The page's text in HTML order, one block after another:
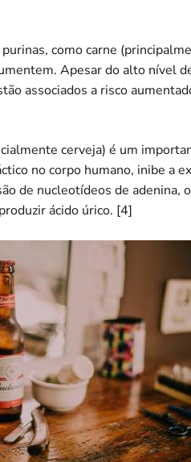
como carne
Apesar do alto nível
associados a risco
cerveja) é um
no corpo humano, inibe a
de nucleotídeos de adenina,
ácido úrico. [4]